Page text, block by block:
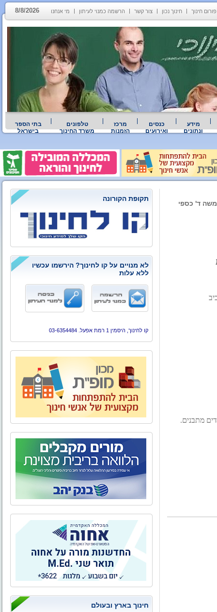
פורום חינוך חינוך נכון צור קשר הרשמה כמנוי לעיתון מי אנחנו 8/8/2026
מידע
ונתונים
כנסים
ואירועים
מרכז
הזמנות
טלפונים
משרד החינוך
בתי הספר
בישראל
ד' כספי
מתבנים.
תקופת הקורונה
לא מנויים על קו לחינוך? הירשמו עכשיו
ללא עלות
קו לחינוך, היסמין 1 רמת אפעל. 03-6354484
חינוך בארץ ובעולם